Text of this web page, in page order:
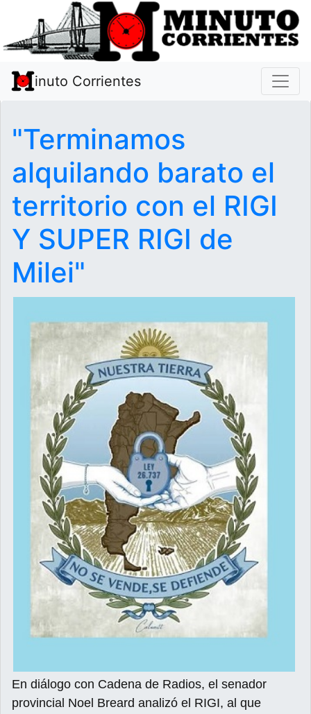
inuto Corrientes
"Terminamos
alquilando barato el
territorio con el RIGI
Y SUPER RIGI de
Milei"
En diálogo con Cadena de Radios, el senador
provincial Noel Breard analizó el RIGI, al que